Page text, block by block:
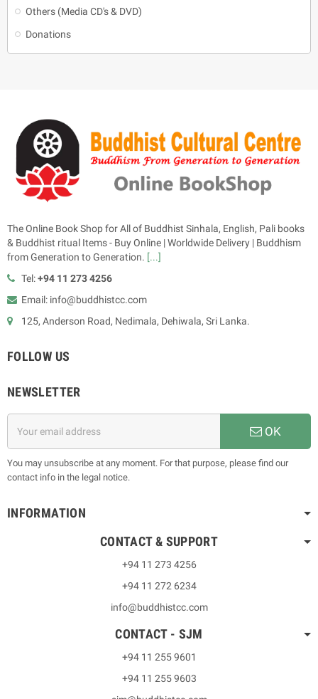
Others (Media CD's & DVD)
Donations
The Online Book Shop for All of Buddhist Sinhala, English, Pali books
& Buddhist ritual Items - Buy Online | Worldwide Delivery | Buddhism
from Generation to Generation. [...]
Tel:+94 11 273 4256
Email: info@buddhistcc.com
125, Anderson Road, Nedimala, Dehiwala, Sri Lanka.
FOLLOW US
NEWSLETTER
OK
You may unsubscribe at any moment. For that purpose, please find our
contact info in the legal notice.
INFORMATION
CONTACT & SUPPORT
+94 11 273 4256
+94 11 272 6234
info@buddhistcc.com
CONTACT - SJM
+94 11 255 9601
+94 11 255 9603